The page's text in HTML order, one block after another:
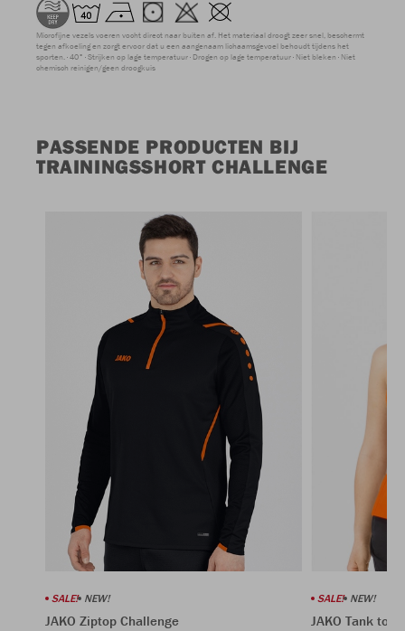
Microfijne vezels voeren vocht direct naar buiten af. Het materiaal droogt zeer snel, beschermt
tegen afkoeling en zorgt ervoor dat u een aangenaam lichaamsgevoel behoudt tijdens het
sporten. 40° Strijken op lage temperatuur Drogen op lage temperatuur Niet bleken Niet
chemisch reinigen/geen droogkuis
PASSENDE PRODUCTEN BIJ
TRAININGSSHORT CHALLENGE
SALE! NEW!
JAKO Ziptop Challenge
SALE! NEW!
JAKO Tank top